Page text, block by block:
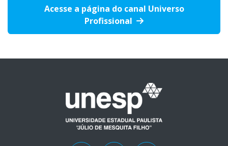
Acesse a página do canal Universo
Profissional